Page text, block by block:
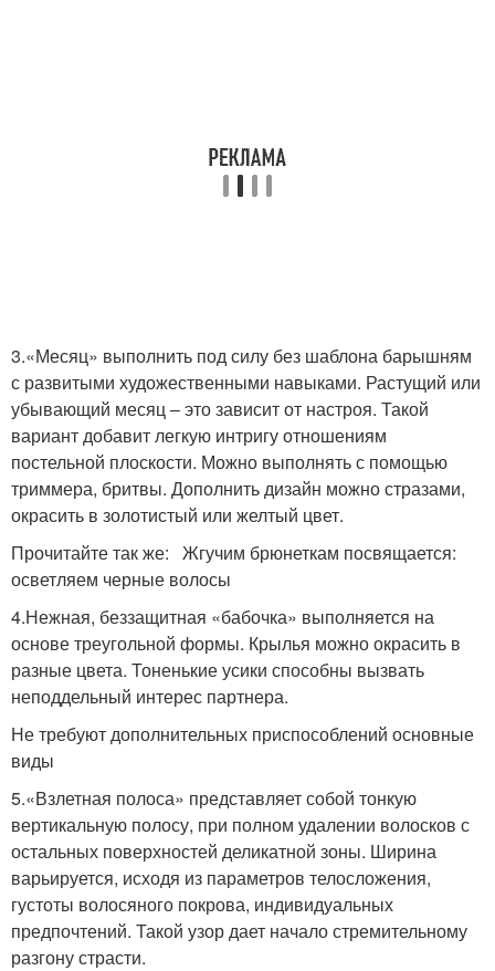
3.«Месяц» выполнить под силу без шаблона барышням
с развитыми художественными навыками. Растущий или
убывающий месяц – это зависит от настроя. Такой
вариант добавит легкую интригу отношениям
постельной плоскости. Можно выполнять с помощью
триммера, бритвы. Дополнить дизайн можно стразами,
окрасить в золотистый или желтый цвет.
Прочитайте так же: Жгучим брюнеткам посвящается:
осветляем черные волосы
4.Нежная, беззащитная «бабочка» выполняется на
основе треугольной формы. Крылья можно окрасить в
разные цвета. Тоненькие усики способны вызвать
неподдельный интерес партнера.
Не требуют дополнительных приспособлений основные
виды
5.«Взлетная полоса» представляет собой тонкую
вертикальную полосу, при полном удалении волосков с
остальных поверхностей деликатной зоны. Ширина
варьируется, исходя из параметров телосложения,
густоты волосяного покрова, индивидуальных
предпочтений. Такой узор дает начало стремительному
разгону страсти.